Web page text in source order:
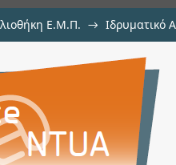
Ε.Μ.Π. → Ιδρυματικό